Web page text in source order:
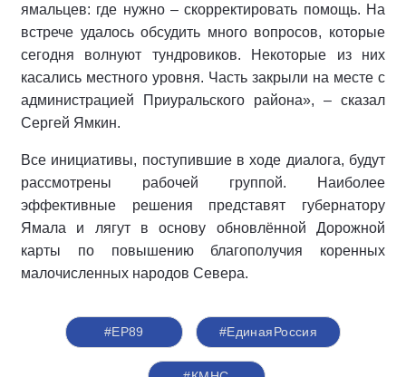
ямальцев: где нужно – скорректировать помощь. На
встрече удалось обсудить много вопросов, которые
сегодня волнуют тундровиков. Некоторые из них
касались местного уровня. Часть закрыли на месте с
администрацией Приуральского района», – сказал
Сергей Ямкин.
Все инициативы, поступившие в ходе диалога, будут
рассмотрены рабочей группой. Наиболее
эффективные решения представят губернатору
Ямала и лягут в основу обновлённой Дорожной
карты по повышению благополучия коренных
малочисленных народов Севера.
#ЕР89 #ЕдинаяРоссия